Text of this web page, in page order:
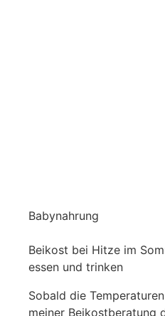
Babynahrung
Beikost bei Hitze im
essen und trinken
Sobald die
meiner Beikostberatung